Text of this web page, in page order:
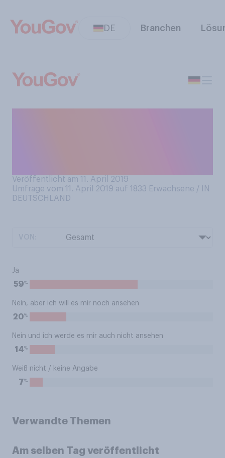
DE Branchen
Veröffentlicht am 11. April 2019
Umfrage vom 11. April 2019 auf 1833 Erwachsene / IN
DEUTSCHLAND
Ja
59%
Nein, aber ich will es mir noch ansehen
20%
Nein und ich werde es mir auch nicht ansehen
14%
Weiß nicht / keine Angabe
7%
Verwandte Themen
Am selben Tag veröffentlicht